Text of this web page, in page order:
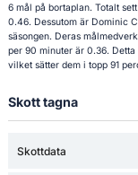
6 mål på bortaplan. Totalt
0.46. Dessutom är Dominic
säsongen. Deras
per 90 minuter är 0.36.
vilket sätter dem i topp 91
Skott tagna
Skottdata